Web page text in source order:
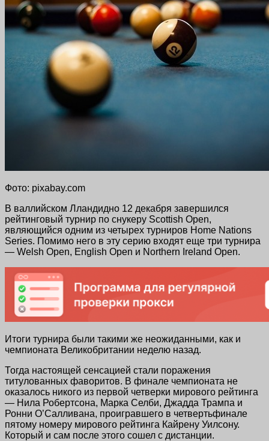
Фото: pixabay.com
В валлийском Лландидно 12 декабря завершился
рейтинговый турнир по снукеру Scottish Open,
являющийся одним из четырех турниров Home Nations
Series. Помимо него в эту серию входят еще три турнира
— Welsh Open, English Open и Northern Ireland Open.
Итоги турнира были такими же неожиданными, как и
чемпионата Великобритании неделю назад.
Тогда настоящей сенсацией стали поражения
титулованных фаворитов. В финале чемпионата не
оказалось никого из первой четверки мирового рейтинга
— Нила Робертсона, Марка Селби, Джадда Трампа и
Ронни О’Салливана, проигравшего в четвертьфинале
пятому номеру мирового рейтинга Кайрену Уилсону.
Который и сам после этого сошел с дистанции.